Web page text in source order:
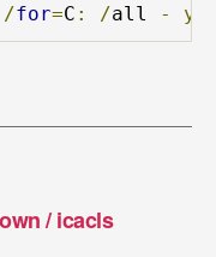
/for=C : /all -
/ icacls